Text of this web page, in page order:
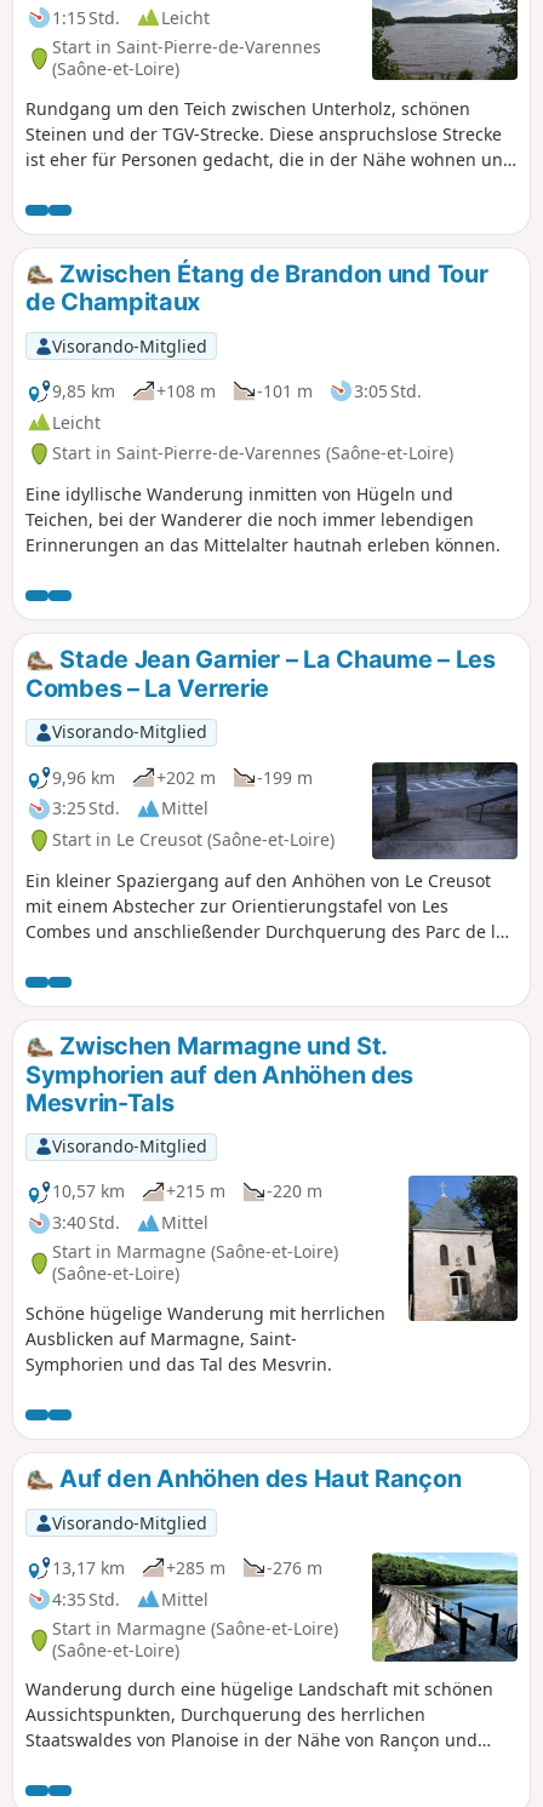
1:15 Std.
Leicht
Start in Saint-Pierre-de-Varennes
(Saône-et-Loire)
Rundgang um den Teich zwischen Unterholz, schönen
Steinen und der TGV-Strecke. Diese anspruchslose Strecke
ist eher für Personen gedacht, die in der Nähe wohnen und
möchten. Außerhalb der schönen Jahreszeit ist hier wenig
bis gar kein Durchgangsverkehr.
Zwischen Étang de Brandon und Tour
de Champitaux
Visorando-Mitglied
9,85 km
+108 m -101 m
3:05 Std.
Leicht
Start in Saint-Pierre-de-Varennes (Saône-et-Loire)
Eine idyllische Wanderung inmitten von Hügeln und
Teichen, bei der Wanderer die noch immer lebendigen
Erinnerungen an das Mittelalter hautnah erleben können.
Stade Jean Garnier – La Chaume – Les
Combes – La Verrerie
Visorando-Mitglied
9,96 km
+202 m
-199 m
3:25 Std.
Mittel
Start in Le Creusot (Saône-et-Loire)
Ein kleiner Spaziergang auf den Anhöhen von Le Creusot
mit einem Abstecher zur Orientierungstafel von Les
Combes und anschließender Durchquerung des Parc de la
Parkplatz am Start, mit dem Bus erreichbar.
Zwischen Marmagne und St.
Symphorien auf den Anhöhen des
Mesvrin-Tals
Visorando-Mitglied
10,57 km
+215 m
-220 m
3:40 Std.
Mittel
Start in Marmagne (Saône-et-Loire)
(Saône-et-Loire)
Schöne hügelige Wanderung mit herrlichen
Ausblicken auf Marmagne, Saint-
Symphorien und das Tal des Mesvrin.
Auf den Anhöhen des Haut Rançon
Visorando-Mitglied
13,17 km
+285 m
-276 m
4:35 Std.
Mittel
Start in Marmagne (Saône-et-Loire)
(Saône-et-Loire)
Wanderung durch eine hügelige Landschaft mit schönen
Aussichtspunkten, Durchquerung des herrlichen
Staatswaldes von Planoise in der Nähe von Rançon und